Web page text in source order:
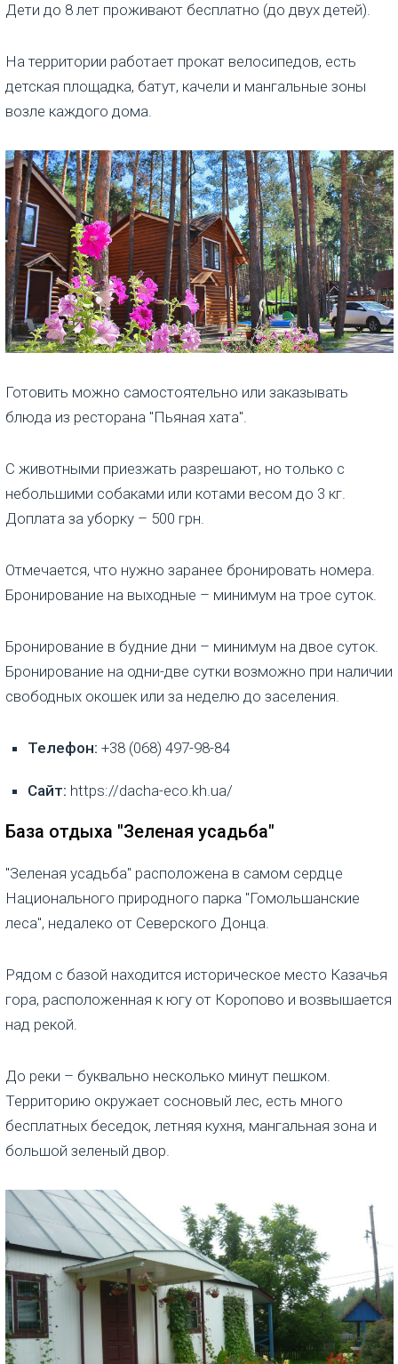
Дети до 8 лет проживают бесплатно (до двух детей).
На территории работает прокат велосипедов, есть
детская площадка, батут, качели и мангальные зоны
возле каждого дома.
Готовить можно самостоятельно или заказывать
блюда из ресторана "Пьяная хата".
С животными приезжать разрешают, но только с
небольшими собаками или котами весом до 3 кг.
Доплата за уборку – 500 грн.
Отмечается, что нужно заранее бронировать номера.
Бронирование на выходные – минимум на трое суток.
Бронирование в будние дни – минимум на двое суток.
Бронирование на одни-две сутки возможно при наличии
свободных окошек или за неделю до заселения.
Телефон: +38 (068) 497-98-84
Сайт: https://dacha-eco.kh.ua/
База отдыха "Зеленая усадьба"
"Зеленая усадьба" расположена в самом сердце
Национального природного парка "Гомольшанские
леса", недалеко от Северского Донца.
Рядом с базой находится историческое место Казачья
гора, расположенная к югу от Коропово и возвышается
над рекой.
До реки – буквально несколько минут пешком.
Территорию окружает сосновый лес, есть много
бесплатных беседок, летняя кухня, мангальная зона и
большой зеленый двор.